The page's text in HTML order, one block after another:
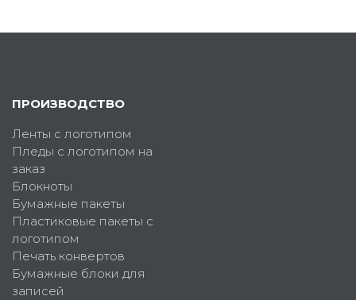
ПРОИЗВОДСТВО
Ленты с логотипом
Пледы с логотипом на
заказ
Блокноты
Бумажные пакеты
Пластиковые пакеты с
логотипом
Печать конвертов
Бумажные блоки для
записей